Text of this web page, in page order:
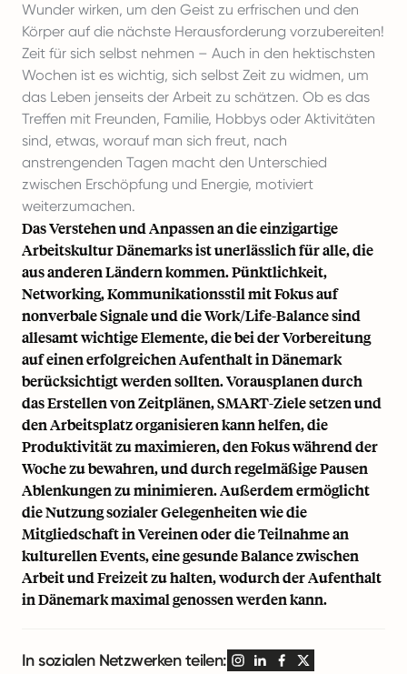
Wunder wirken, um den Geist zu erfrischen und den
Körper auf die nächste Herausforderung vorzubereiten!
Zeit für sich selbst nehmen – Auch in den hektischsten
Wochen ist es wichtig, sich selbst Zeit zu widmen, um
das Leben jenseits der Arbeit zu schätzen. Ob es das
Treffen mit Freunden, Familie, Hobbys oder Aktivitäten
sind, etwas, worauf man sich freut, nach
anstrengenden Tagen macht den Unterschied
zwischen Erschöpfung und Energie, motiviert
weiterzumachen.
Das Verstehen und Anpassen an die einzigartige
Arbeitskultur Dänemarks ist unerlässlich für alle, die
aus anderen Ländern kommen. Pünktlichkeit,
Networking, Kommunikationsstil mit Fokus auf
nonverbale Signale und die Work/Life-Balance sind
allesamt wichtige Elemente, die bei der Vorbereitung
auf einen erfolgreichen Aufenthalt in Dänemark
berücksichtigt werden sollten. Vorausplanen durch
das Erstellen von Zeitplänen, SMART-Ziele setzen und
den Arbeitsplatz organisieren kann helfen, die
Produktivität zu maximieren, den Fokus während der
Woche zu bewahren, und durch regelmäßige Pausen
Ablenkungen zu minimieren. Außerdem ermöglicht
die Nutzung sozialer Gelegenheiten wie die
Mitgliedschaft in Vereinen oder die Teilnahme an
kulturellen Events, eine gesunde Balance zwischen
Arbeit und Freizeit zu halten, wodurch der Aufenthalt
in Dänemark maximal genossen werden kann.
In sozialen Netzwerken teilen: